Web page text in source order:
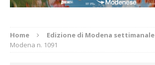
Home Edizione di Modena settimanale
Modena n. 1091